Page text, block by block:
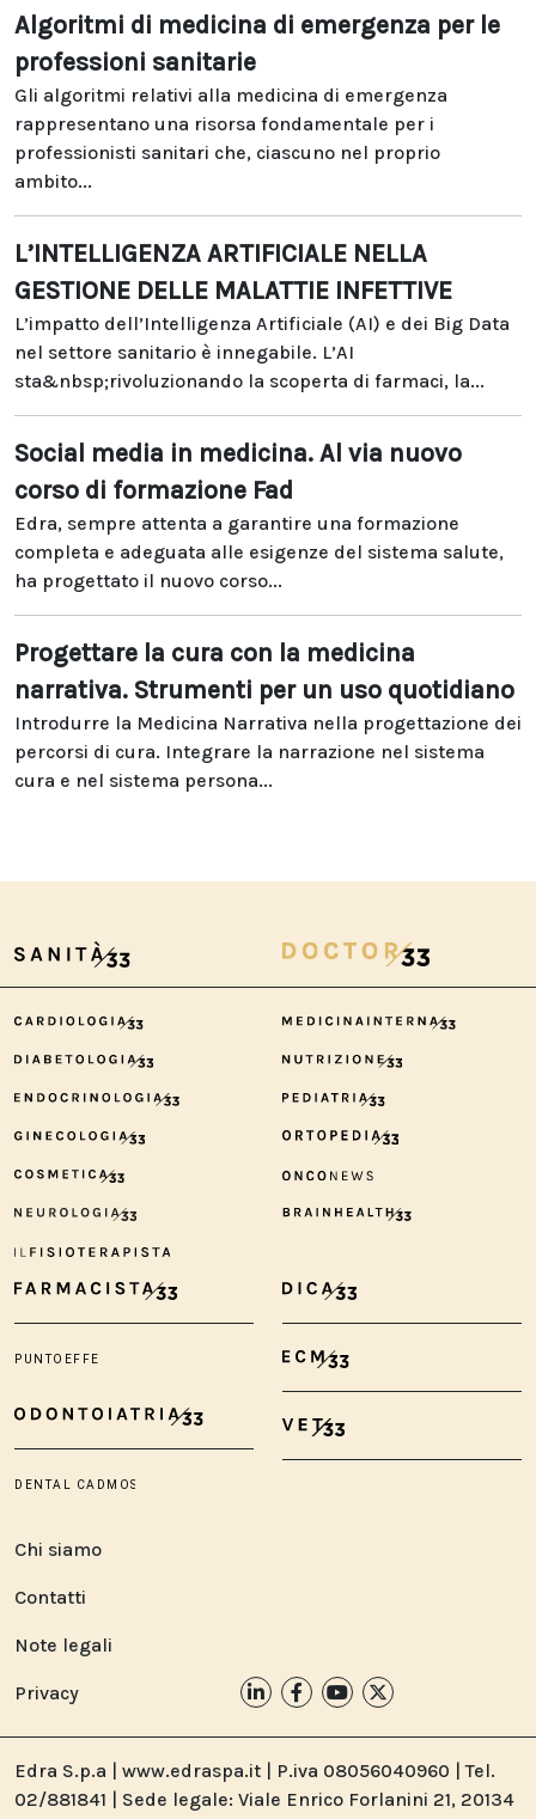
Algoritmi di medicina di emergenza per le
professioni sanitarie
Gli algoritmi relativi alla medicina di emergenza
rappresentano una risorsa fondamentale per i
professionisti sanitari che, ciascuno nel proprio
ambito...
L’INTELLIGENZA ARTIFICIALE NELLA
GESTIONE DELLE MALATTIE INFETTIVE
L’impatto dell’Intelligenza Artificiale (AI) e dei Big Data
nel settore sanitario è innegabile. L’AI
sta&nbsp;rivoluzionando la scoperta di farmaci, la...
Social media in medicina. Al via nuovo
corso di formazione Fad
Edra, sempre attenta a garantire una formazione
completa e adeguata alle esigenze del sistema salute,
ha progettato il nuovo corso...
Progettare la cura con la medicina
narrativa. Strumenti per un uso quotidiano
Introdurre la Medicina Narrativa nella progettazione dei
percorsi di cura. Integrare la narrazione nel sistema
cura e nel sistema persona...
Chi siamo
Contatti
Note legali
Privacy
Edra S.p.a | www.edraspa.it | P.iva 08056040960 | Tel.
02/881841 | Sede legale: Viale Enrico Forlanini 21, 20134